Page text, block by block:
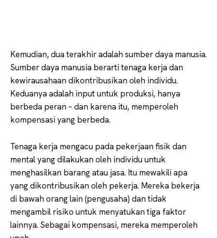
Kemudian, dua terakhir adalah sumber daya manusia.
Sumber daya manusia berarti tenaga kerja dan
kewirausahaan dikontribusikan oleh individu.
Keduanya adalah input untuk produksi, hanya
berbeda peran – dan karena itu, memperoleh
kompensasi yang berbeda.
Tenaga kerja mengacu pada pekerjaan fisik dan
mental yang dilakukan oleh individu untuk
menghasilkan barang atau jasa. Itu mewakili apa
yang dikontribusikan oleh pekerja. Mereka bekerja
di bawah orang lain (pengusaha) dan tidak
mengambil risiko untuk menyatukan tiga faktor
lainnya. Sebagai kompensasi, mereka memperoleh